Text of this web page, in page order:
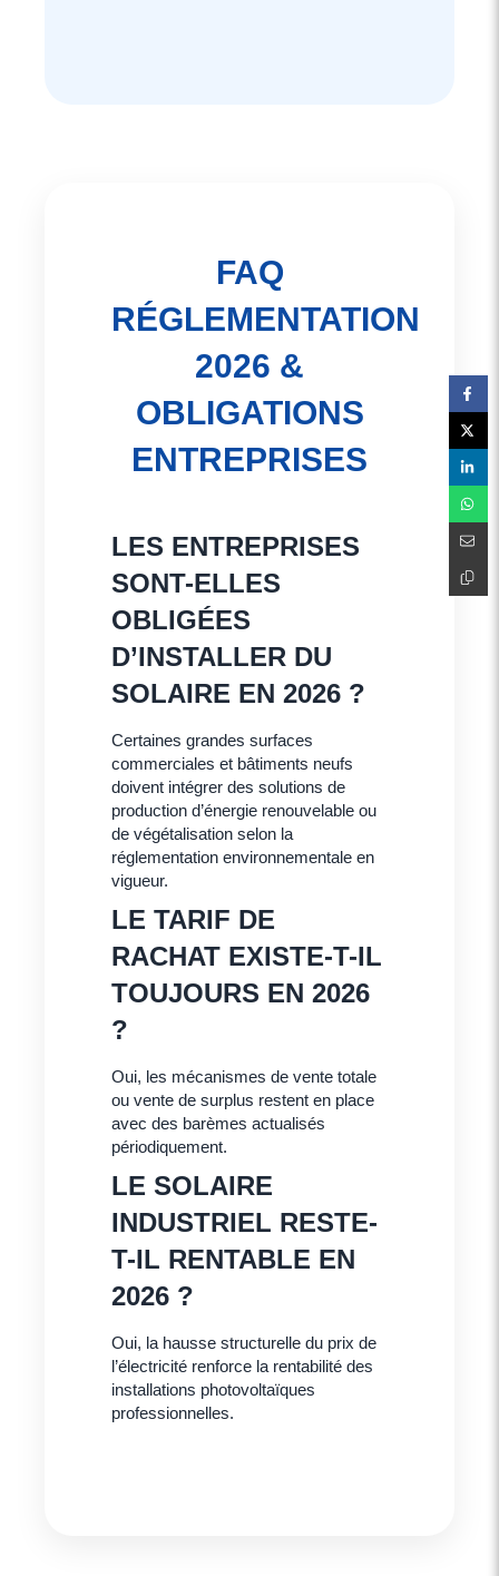
FAQ
RÉGLEMENTATION
2026 &
OBLIGATIONS
ENTREPRISES
LES ENTREPRISES
SONT-ELLES
OBLIGÉES
D’INSTALLER DU
SOLAIRE EN 2026 ?
Certaines grandes surfaces
commerciales et bâtiments neufs
doivent intégrer des solutions de
production d’énergie renouvelable ou
de végétalisation selon la
réglementation environnementale en
vigueur.
LE TARIF DE
RACHAT EXISTE-T-IL
TOUJOURS EN 2026
?
Oui, les mécanismes de vente totale
ou vente de surplus restent en place
avec des barèmes actualisés
périodiquement.
LE SOLAIRE
INDUSTRIEL RESTE-
T-IL RENTABLE EN
2026 ?
Oui, la hausse structurelle du prix de
l’électricité renforce la rentabilité des
installations photovoltaïques
professionnelles.